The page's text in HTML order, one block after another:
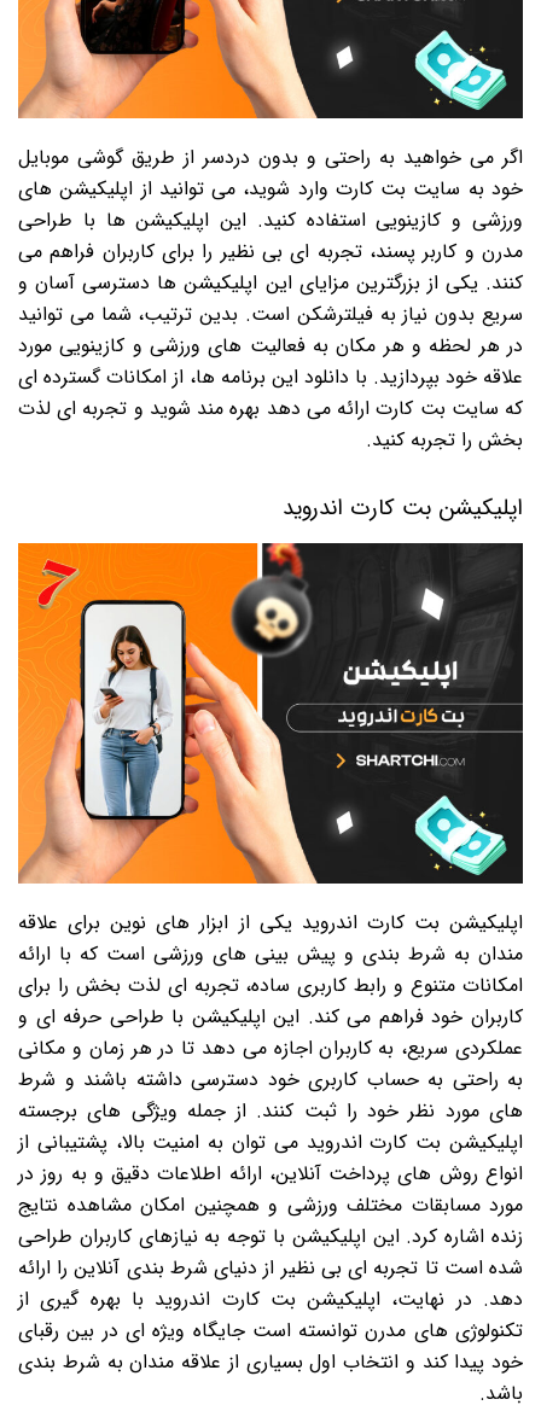
اگر می خواهید به راحتی و بدون دردسر از طریق گوشی موبایل
خود به سایت بت کارت وارد شوید، می توانید از اپلیکیشن های
ورزشی و کازینویی استفاده کنید. این اپلیکیشن ها با طراحی
مدرن و کاربر پسند، تجربه ای بی نظیر را برای کاربران فراهم می
کنند. یکی از بزرگترین مزایای این اپلیکیشن ها دسترسی آسان و
سریع بدون نیاز به فیلترشکن است. بدین ترتیب، شما می توانید
در هر لحظه و هر مکان به فعالیت های ورزشی و کازینویی مورد
علاقه خود بپردازید. با دانلود این برنامه ها، از امکانات گسترده ای
که سایت بت کارت ارائه می دهد بهره مند شوید و تجربه ای لذت
بخش را تجربه کنید.
اپلیکیشن بت کارت اندروید
اپلیکیشن بت کارت اندروید یکی از ابزار های نوین برای علاقه
مندان به شرط بندی و پیش بینی های ورزشی است که با ارائه
امکانات متنوع و رابط کاربری ساده، تجربه ای لذت بخش را برای
کاربران خود فراهم می کند. این اپلیکیشن با طراحی حرفه ای و
عملکردی سریع، به کاربران اجازه می دهد تا در هر زمان و مکانی
به راحتی به حساب کاربری خود دسترسی داشته باشند و شرط
های مورد نظر خود را ثبت کنند. از جمله ویژگی های برجسته
اپلیکیشن بت کارت اندروید می توان به امنیت بالا، پشتیبانی از
انواع روش های پرداخت آنلاین، ارائه اطلاعات دقیق و به روز در
مورد مسابقات مختلف ورزشی و همچنین امکان مشاهده نتایج
زنده اشاره کرد. این اپلیکیشن با توجه به نیازهای کاربران طراحی
شده است تا تجربه ای بی نظیر از دنیای شرط بندی آنلاین را ارائه
دهد. در نهایت، اپلیکیشن بت کارت اندروید با بهره گیری از
تکنولوژی های مدرن توانسته است جایگاه ویژه ای در بین رقبای
خود پیدا کند و انتخاب اول بسیاری از علاقه مندان به شرط بندی
باشد.